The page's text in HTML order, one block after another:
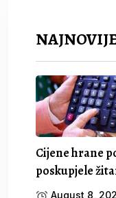
Cijene hrane
poskupjele
August 8,